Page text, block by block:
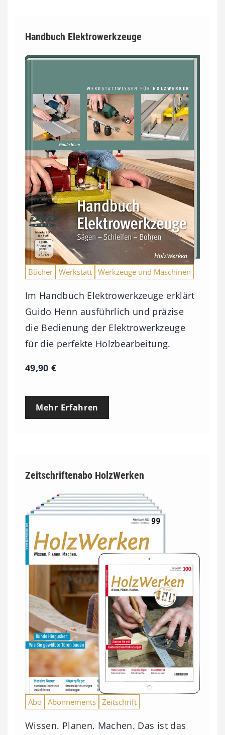
Handbuch Elektrowerkzeuge
Bücher Werkstatt Werkzeuge und Maschinen
Im Handbuch Elektrowerkzeuge erklärt
Guido Henn ausführlich und präzise
die Bedienung der Elektrowerkzeuge
für die perfekte Holzbearbeitung.
49,90€
Mehr Erfahren
Zeitschriftenabo HolzWerken
Abo Abonnements Zeitschrift
Wissen. Planen. Machen. Das ist das